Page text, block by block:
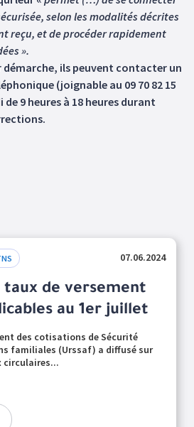
selon les modalités décrites
reçu, et de procéder rapidement
».
démarche, ils peuvent contacter un
(joignable au 09 70 82 15
de 9 heures à 18 heures durant
07.06.2024
taux de versement
au 1er juillet
des cotisations de Sécurité
familiales (Urssaf) a diffusé sur
circulaires...